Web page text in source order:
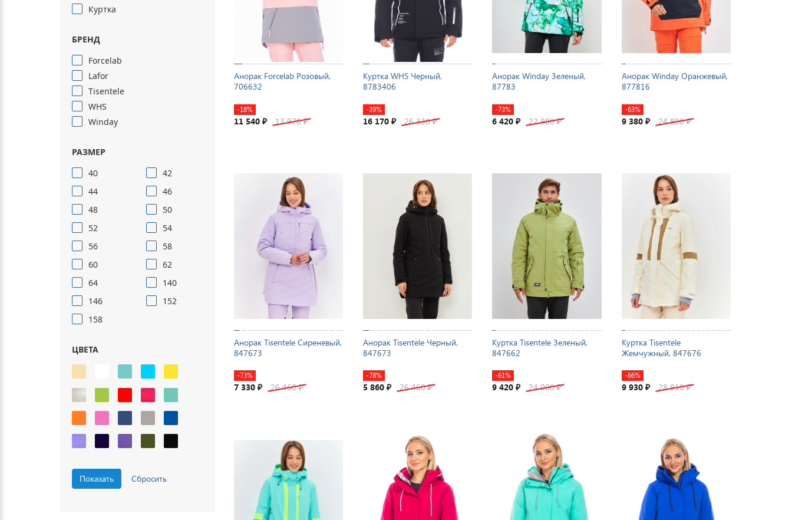
Куртка
БРЕНД
Forcelab
Lafor
Tisentele
WHS
Winday
РАЗМЕР
40
42
44
46
48
50
52
54
56
58
60
62
64
140
146
152
158
ЦВЕТА
Анорак Forcelab Розовый,
706632
-18%
11 540 ₽ 13 970₽
Куртка WHS Черный,
8783406
-39%
16 170 ₽ 26 330₽
Анорак Winday Зеленый,
87783
-73%
6 420₽ 22 980₽
Анорак Winday Оранжевый,
877816
-63%
9 380 ₽ 24 890₽
Анорак Tisentele Сиреневый,
847673
-73%
7 330 ₽ 26 460₽
Анорак Tisentele Черный,
847673
-78%
5 860 ₽ 26 460₽
Куртка Tisentele Зеленый,
847662
-61%
9 420₽ 24 000₽
Куртка Tisentele
Жемчужный, 847676
-66%
9 930 ₽ 28 910₽